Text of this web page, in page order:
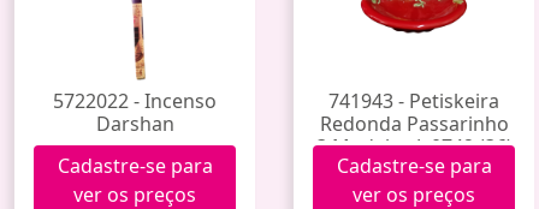
5722022 - Incenso
Darshan
Cadastre-se para
ver os preços
741943 - Petiskeira
Redonda Passarinho
3 Modelos Jy0742 (36)
Cadastre-se para
ver os preços